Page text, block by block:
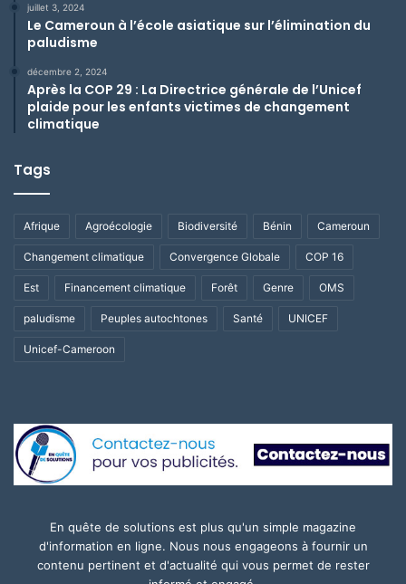
juillet 3, 2024
Le Cameroun à l’école asiatique sur l’élimination du
paludisme
décembre 2, 2024
Après la COP 29 : La Directrice générale de l’Unicef
plaide pour les enfants victimes de changement
climatique
Tags
Afrique Agroécologie Biodiversité Bénin Cameroun
Changement climatique Convergence Globale COP 16
Est Financement climatique Forêt Genre OMS
paludisme Peuples autochtones Santé UNICEF
Unicef-Cameroon
En quête de solutions est plus qu'un simple magazine
d'information en ligne. Nous nous engageons à fournir un
contenu pertinent et d'actualité qui vous permet de rester